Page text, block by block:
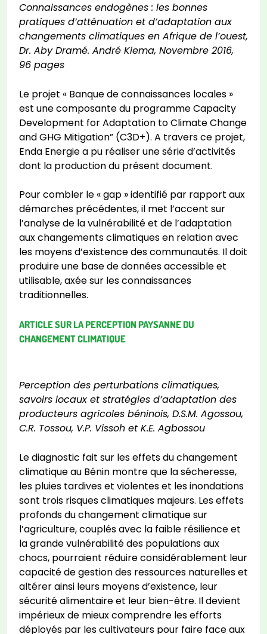
Connaissances endogènes : les bonnes
pratiques d’atténuation et d’adaptation aux
changements climatiques en Afrique de l’ouest,
Dr. Aby Dramé. André Kiema, Novembre 2016,
96 pages
Le projet « Banque de connaissances locales »
est une composante du programme Capacity
Development for Adaptation to Climate Change
and GHG Mitigation” (C3D+). A travers ce projet,
Enda Energie a pu réaliser une série d’activités
dont la production du présent document.
Pour combler le « gap » identifié par rapport aux
démarches précédentes, il met l’accent sur
l’analyse de la vulnérabilité et de l’adaptation
aux changements climatiques en relation avec
les moyens d’existence des communautés. Il doit
produire une base de données accessible et
utilisable, axée sur les connaissances
traditionnelles.
ARTICLE SUR LA PERCEPTION PAYSANNE DU
CHANGEMENT CLIMATIQUE
Perception des perturbations climatiques,
savoirs locaux et stratégies d’adaptation des
producteurs agricoles béninois, D.S.M. Agossou,
C.R. Tossou, V.P. Vissoh et K.E. Agbossou
Le diagnostic fait sur les effets du changement
climatique au Bénin montre que la sécheresse,
les pluies tardives et violentes et les inondations
sont trois risques climatiques majeurs. Les effets
profonds du changement climatique sur
l’agriculture, couplés avec la faible résilience et
la grande vulnérabilité des populations aux
chocs, pourraient réduire considérablement leur
capacité de gestion des ressources naturelles et
altérer ainsi leurs moyens d’existence, leur
sécurité alimentaire et leur bien-être. Il devient
impérieux de mieux comprendre les efforts
déployés par les cultivateurs pour faire face aux